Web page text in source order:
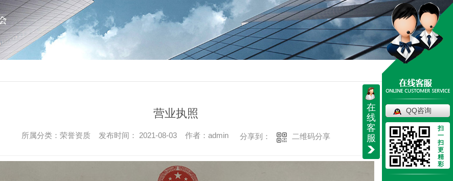
营业执照
所属分类：荣誉资质 发布时间： 2021-08-03 作者：admin 分享到： 二维码分享
在
线
客
服
QQ咨询
扫
一
扫
更
精
彩